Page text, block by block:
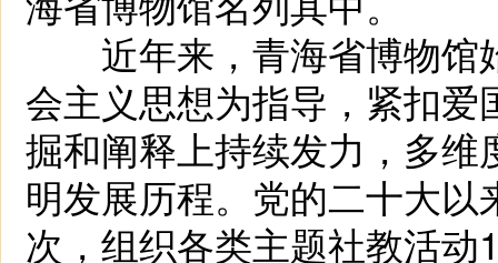
近年来，青海省博物馆
会主义思想为指导，紧扣
掘和阐释上持续发力，多
明发展历程。党的二十大
次，组织各类主题社教活动